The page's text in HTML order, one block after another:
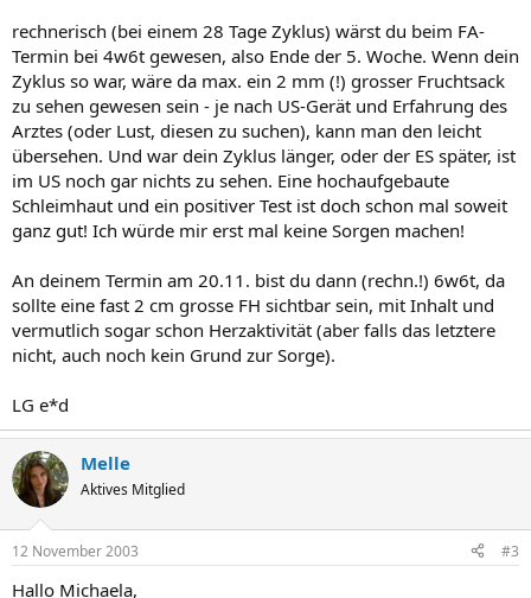
rechnerisch (bei einem 28 Tage Zyklus) wärst du beim FA-
Termin bei 4w6t gewesen, also Ende der 5. Woche. Wenn dein
Zyklus so war, wäre da max. ein 2 mm (!) grosser Fruchtsack
zu sehen gewesen sein - je nach US-Gerät und Erfahrung des
Arztes (oder Lust, diesen zu suchen), kann man den leicht
übersehen. Und war dein Zyklus länger, oder der ES später, ist
im US noch gar nichts zu sehen. Eine hochaufgebaute
Schleimhaut und ein positiver Test ist doch schon mal soweit
ganz gut! Ich würde mir erst mal keine Sorgen machen!
An deinem Termin am 20.11. bist du dann (rechn.!) 6w6t, da
sollte eine fast 2 cm grosse FH sichtbar sein, mit Inhalt und
vermutlich sogar schon Herzaktivität (aber falls das letztere
nicht, auch noch kein Grund zur Sorge).
LG e*d
Melle
Aktives Mitglied
12 November 2003 #3
Hallo Michaela,